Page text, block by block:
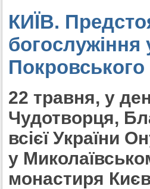
КИЇВ.
богослужіння
22 травня, у
Чудотворця,
всієї України
у
монастиря